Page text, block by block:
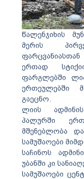
წალენჯიხის
მერის
ერთად
ფარგლებში
ერთეულებში
გაეცნო.
ლიის
პალურში
მშენებლობა
სამუშაოები
საჩინოს
უბანში კი
სამუშაოები